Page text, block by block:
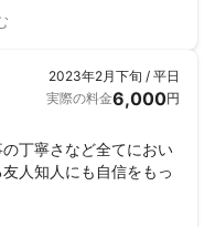
2023年2月下旬 / 平日
実際の料金6,000円
丁寧さなど全てにおい
人知人にも自信をもっ